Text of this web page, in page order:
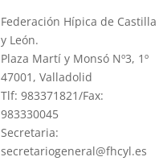
Federación Hípica de Castilla
y León.
Plaza Martí y Monsó Nº3, 1º
47001, Valladolid
Tlf: 983371821/Fax:
983330045
Secretaria:
secretariogeneral@fhcyl.es